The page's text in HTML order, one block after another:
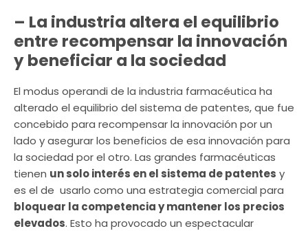
– La industria altera el equilibrio
entre recompensar la innovación
y beneficiar a la sociedad
El modus operandi de la industria farmacéutica ha
alterado el equilibrio del sistema de patentes, que fue
concebido para recompensar la innovación por un
lado y asegurar los beneficios de esa innovación para
la sociedad por el otro. Las grandes farmacéuticas
tienen un solo interés en el sistema de patentes y
es el de usarlo como una estrategia comercial para
bloquear la competencia y mantener los precios
elevados. Esto ha provocado un espectacular